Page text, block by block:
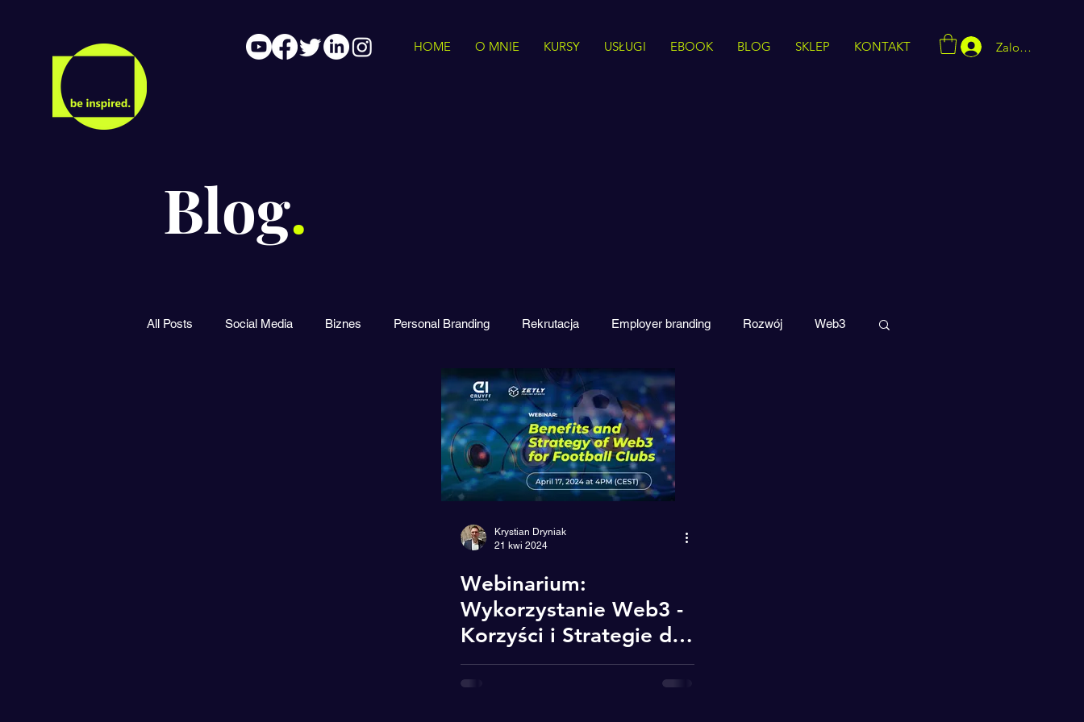
HOME O MNIE KURSY USŁUGI EBOOK BLOG SKLEP KONTAKT Zaloguj się
Blog.
All Posts Social Media Biznes Personal Branding Rekrutacja Employer branding Rozwój Web3
Mindset CH.AI.NGE
Krystian Dryniak
21 kwi 2024
Webinarium:
Wykorzystanie Web3 -
Korzyści i Strategie dla
klubów piłkarskich
(wersja angielska)